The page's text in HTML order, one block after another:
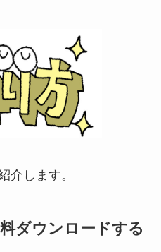
介します。
ダウンロードする